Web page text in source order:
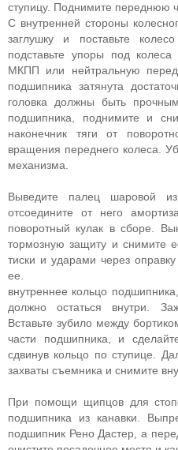
ступицу. Поднимите переднюю
С внутренней стороны
заглушку и поставьте
подставьте упоры под
МКПП или нейтральную
подшипника затянута
головка должны быть
подшипника, поднимите и
наконечник тяги от
вращения переднего колеса.
механизма.
Выведите палец шаровой
отсоедините от него
поворотный кулак в сборе.
тормозную защиту и снимите
тиски и ударами через
ее.
внутреннее кольцо
должно остаться внутри.
Вставьте зубило между
части подшипника, и
сдвинув кольцо по ступице.
захваты съемника и снимите
При помощи щипцов для
подшипника из канавки.
подшипник Рено Дастер, а